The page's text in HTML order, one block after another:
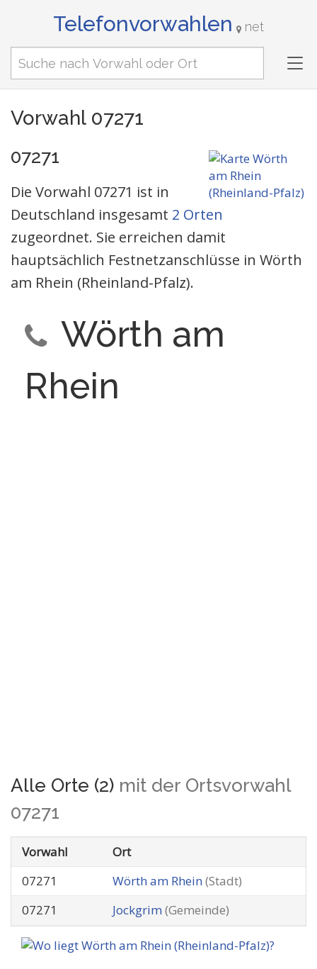
Telefonvorwahlen net
Vorwahl 07271
07271
Die Vorwahl 07271 ist in
Deutschland insgesamt 2 Orten
zugeordnet. Sie erreichen damit
hauptsächlich Festnetzanschlüsse in Wörth
am Rhein (Rheinland-Pfalz).
Wörth am
Rhein
Alle Orte (2) mit der Ortsvorwahl
07271
Vorwahl
Ort
07271
Wörth am Rhein (Stadt)
07271
Jockgrim (Gemeinde)